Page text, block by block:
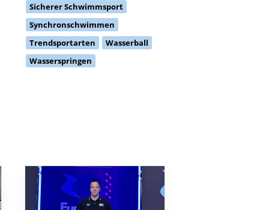
Sicherer Schwimmsport
Synchronschwimmen
Trendsportarten
Wasserball
Wasserspringen